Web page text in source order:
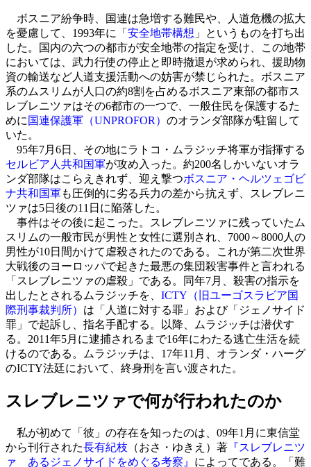
ボスニア紛争時、国連は急増する難民や、人道危機の拡大
を憂慮して、1993年に「 安全地帯構想 」というものを打ち出
した。国内の六つの都市が安全地帯の指定を受け、この地帯
においては、武力行使の停止と即時撤退が求められ、援助物
資の輸送など人道支援活動への妨害が禁じられた。 ボスニア
系のムスリムが人口の約8割を占めるボスニア東部の都市ス
レブレニツァはその6都市の一つで、一般住民を保護するた
めに 国連保護軍（UNPROFOR） のオランダ部隊が駐留して
いた。
95年7月6日、その地にラトコ・ムラジッチ将軍が指揮する
セルビア人共和国軍が攻め入った。約200名しかいないオラ
ンダ部隊はこらえきれず、迎え撃つボスニア・ヘルツェゴビ
ナ共和国軍も圧倒的に劣る兵力の差から抗えず、スレブレニ
ツァは5日後の11日に陥落した。
事件はその後に起こった。スレブレニツァに残っていたム
スリムの一般市民が男性と女性に選別され、7000～8000人の
男性が10日間かけて虐殺されたのである。これが第二次世界
大戦後のヨーロッパで起きた最悪の集団殺害事件と言われる
「スレブレニツァの虐殺」である。同年7月、殺害の指示を
出したとされるムラジッチを、 ICTY（旧ユーゴスラビア国
際刑事裁判所） は「人道に対する罪」および「ジェノサイド
罪」で起訴し、指名手配する。以降、ムラジッチは潜伏す
る。2011年5月に逮捕されるまで16年にわたる逃亡生活を続
けるのである。ムラジッチは、17年11月、オランダ・ハーグ
のICTY法廷において、終身刑を言い渡された。
スレブレニツァで何が行われたのか
私が初めて「彼」の存在を知ったのは、09年1月に東信堂
から刊行された長有紀枝 （おさ・ゆきえ）著 『スレブレニツ
ァ あるジェノサイドをめぐる考察』 によってである。「難